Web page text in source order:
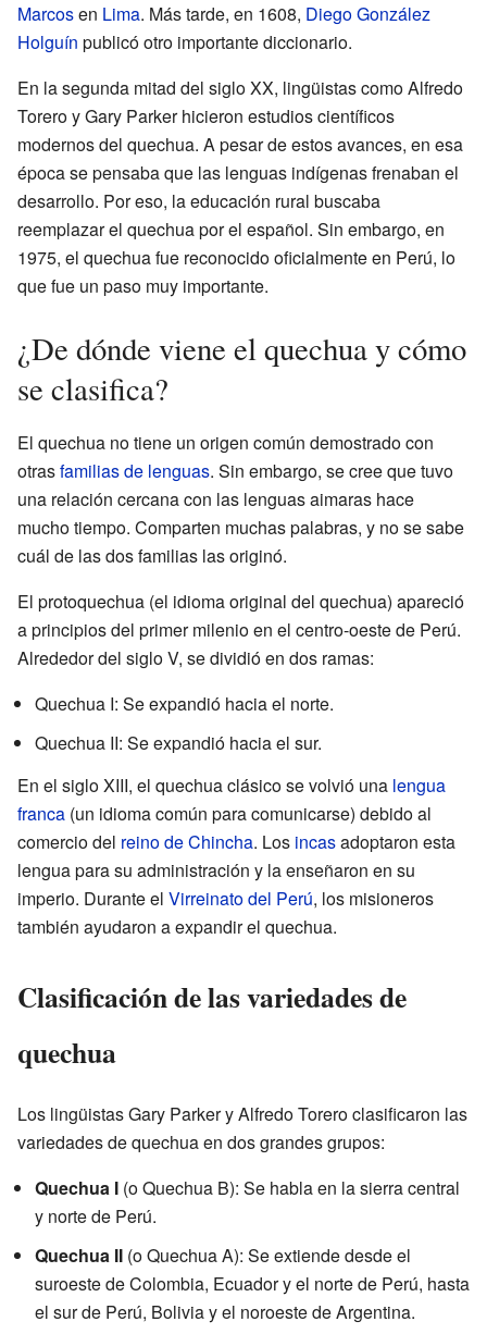
Marcosen Lima. Más tarde, en 1608, Diego González
Holguín publicó otro importante diccionario.
En la segunda mitad del siglo XX, lingüistas como Alfredo
Torero y Gary Parker hicieron estudios científicos
modernos del quechua. A pesar de estos avances, en esa
época se pensaba que las lenguas indígenas frenaban el
desarrollo. Por eso, la educación rural buscaba
reemplazar el quechua por el español. Sin embargo, en
1975, el quechua fue reconocido oficialmente en Perú, lo
que fue un paso muy importante.
¿De dónde viene el quechua y cómo
se clasifica?
El quechua no tiene un origen común demostrado con
otrasfamilias de lenguas. Sin embargo, se cree que tuvo
una relación cercana con las lenguas aimaras hace
mucho tiempo. Comparten muchas palabras, y no se sabe
cuál de las dos familias las originó.
El protoquechua (el idioma original del quechua) apareció
a principios del primer milenio en el centro-oeste de Perú.
Alrededor del siglo V, se dividió en dos ramas:
Quechua I: Se expandió hacia el norte.
Quechua II: Se expandió hacia el sur.
En el siglo XIII, el quechua clásico se volvió una lengua
franca (un idioma común para comunicarse) debido al
comercio del reino de Chincha. Los incasadoptaron esta
lengua para su administración y la enseñaron en su
imperio. Durante el Virreinato del Perú, los misioneros
también ayudaron a expandir el quechua.
Clasificación de las variedades de
quechua
Los lingüistas Gary Parker y Alfredo Torero clasificaron las
variedades de quechua en dos grandes grupos:
Quechua I (o Quechua B): Se habla en la sierra central
y norte de Perú.
Quechua II (o Quechua A): Se extiende desde el
suroeste de Colombia, Ecuador y el norte de Perú, hasta
el sur de Perú, Bolivia y el noroeste de Argentina.